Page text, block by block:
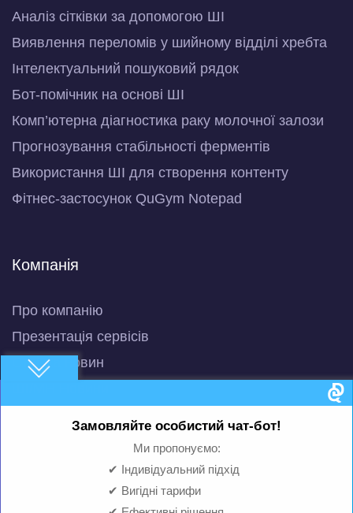
Замовляйте особистий чат-бот!
Ми пропонуємо:
✔ Індивідуальний підхід
✔ Вигідні тарифи
Аналіз сітківки за допомогою ШІ
Виявлення переломів у шийному відділі хребта
Інтелектуальний пошуковий рядок
Бот-помічник на основі ШІ
Комп’ютерна діагностика раку молочної залози
Прогнозування стабільності ферментів
Використання ШІ для створення контенту
Фітнес-застосунок QuGym Notepad
Компанія
Про компанію
Презентація сервісів
Стрічка новин
Машинне навчання
Розумний чат-бот з ШІ
QuBot Pitch Deck